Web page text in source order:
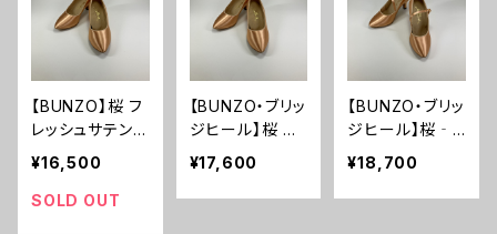
ク エナメル【栗
林ブンゾー】
ンゾー】
【BUNZO】桜 フ
レッシュサテン
ベージュ シュー
ズ ダンス 社交
ダンス 【栗林ブ
¥16,500
SOLD OUT
【BUNZO・ブリッ
ジヒール】桜 フ
レッシュサテン
ベージュ シュー
ズ ダンス 社交
¥17,600
【BUNZO・ブリッ
ジヒール】桜‐S
T フレッシュサ
テン ベージュ
シューズ ダンス
¥18,700